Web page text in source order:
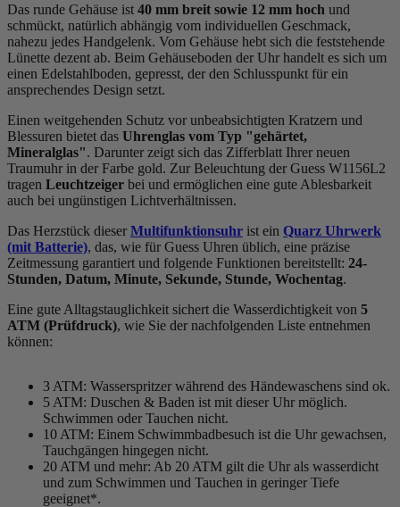
Das runde Gehäuse ist 40 mm breit sowie 12 mm hoch und
schmückt, natürlich abhängig vom individuellen Geschmack,
nahezu jedes Handgelenk. Vom Gehäuse hebt sich die feststehende
Lünette dezent ab. Beim Gehäuseboden der Uhr handelt es sich um
einen Edelstahlboden, gepresst, der den Schlusspunkt für ein
ansprechendes Design setzt.
Einen weitgehenden Schutz vor unbeabsichtigten Kratzern und
Blessuren bietet das Uhrenglas vom Typ "gehärtet,
Mineralglas". Darunter zeigt sich das Zifferblatt Ihrer neuen
Traumuhr in der Farbe gold. Zur Beleuchtung der Guess W1156L2
tragen Leuchtzeiger bei und ermöglichen eine gute Ablesbarkeit
auch bei ungünstigen Lichtverhältnissen.
Das Herzstück dieser Multifunktionsuhr ist ein Quarz Uhrwerk
(mit Batterie), das, wie für Guess Uhren üblich, eine präzise
Zeitmessung garantiert und folgende Funktionen bereitstellt: 24-
Stunden, Datum, Minute, Sekunde, Stunde, Wochentag.
Eine gute Alltagstauglichkeit sichert die Wasserdichtigkeit von 5
ATM (Prüfdruck), wie Sie der nachfolgenden Liste entnehmen
können:
3 ATM: Wasserspritzer während des Händewaschens sind ok.
5 ATM: Duschen & Baden ist mit dieser Uhr möglich.
Schwimmen oder Tauchen nicht.
10 ATM: Einem Schwimmbadbesuch ist die Uhr gewachsen,
Tauchgängen hingegen nicht.
20 ATM und mehr: Ab 20 ATM gilt die Uhr als wasserdicht
und zum Schwimmen und Tauchen in geringer Tiefe
geeignet*.